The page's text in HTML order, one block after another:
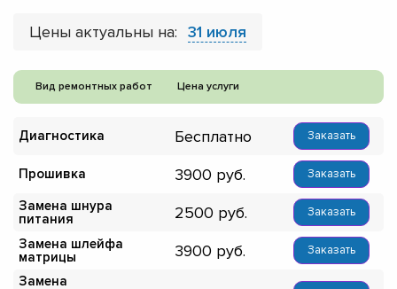
Цены актуальны на: 31 июля
Вид ремонтных работ Цена услуги
Диагностика Бесплатно Заказать
Прошивка 3900 Заказать
Замена шнура
питания
2500 Заказать
Замена шлейфа
матрицы
3900 Заказать
Замена